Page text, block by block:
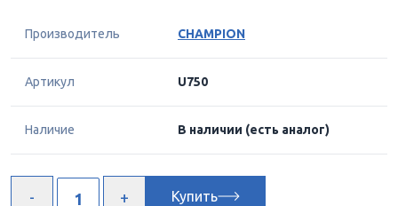
Производитель CHAMPION
Артикул U750
Наличие В наличии (есть аналог)
Купить